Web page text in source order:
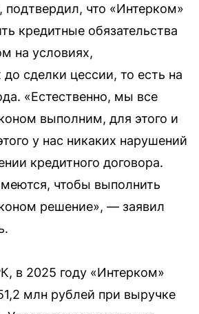
подтвердил, что «Интерком»
кредитные обязательства
на условиях,
сделки цессии, то есть на
«Естественно, мы все
выполним, для этого и
у нас никаких нарушений
кредитного договора.
чтобы выполнить
решение», — заявил
в 2025 году «Интерком»
млн рублей при выручке